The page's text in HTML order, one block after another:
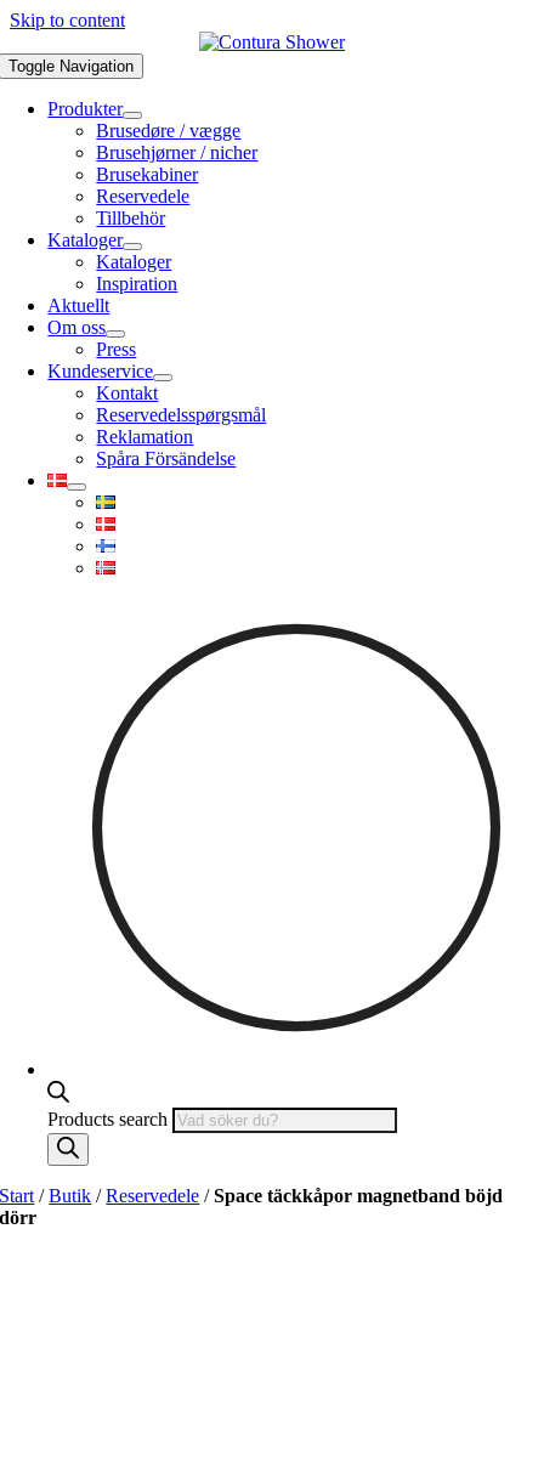
Skip to content
Toggle Navigation
Produkter
Brusedøre / vægge
Brusehjørner / nicher
Brusekabiner
Reservedele
Tillbehör
Kataloger
Kataloger
Inspiration
Aktuellt
Om oss
Press
Kundeservice
Kontakt
Reservedelsspørgsmål
Reklamation
Spåra Försändelse
Products search
Start /Butik /Reservedele /Space täckkåpor magnetband böjd
dörr